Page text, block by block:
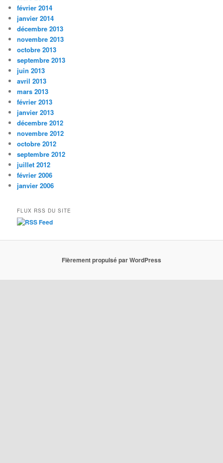
février 2014
janvier 2014
décembre 2013
novembre 2013
octobre 2013
septembre 2013
juin 2013
avril 2013
mars 2013
février 2013
janvier 2013
décembre 2012
novembre 2012
octobre 2012
septembre 2012
juillet 2012
février 2006
janvier 2006
FLUX RSS DU SITE
Fièrement propulsé par WordPress